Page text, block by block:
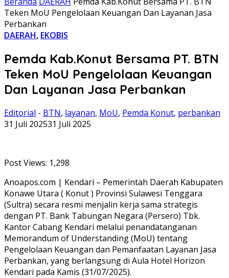
Teken MoU Pengelolaan Keuangan Dan Layanan Jasa
Perbankan
DAERAH, EKOBIS
Pemda Kab.Konut Bersama PT. BTN
Teken MoU Pengelolaan Keuangan
Dan Layanan Jasa Perbankan
Editorial - BTN, layanan, MoU, Pemda Konut, perbankan
31 Juli 202531 Juli 2025
Post Views: 1,298
Anoapos.com | Kendari – Pemerintah Daerah Kabupaten
Konawe Utara ( Konut ) Provinsi Sulawesi Tenggara
(Sultra) secara resmi menjalin kerja sama strategis
dengan PT. Bank Tabungan Negara (Persero) Tbk.
Kantor Cabang Kendari melalui penandatanganan
Memorandum of Understanding (MoU) tentang
Pengelolaan Keuangan dan Pemanfaatan Layanan Jasa
Perbankan, yang berlangsung di Aula Hotel Horizon
Kendari pada Kamis (31/07/2025).